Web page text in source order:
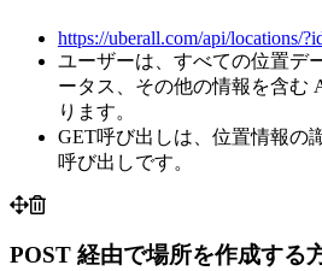
https://uberall.com/api/locations/
ユーザーは、すべての位置デ
ータス、その他の情報を含む
ります。
GET呼び出しは、位置情報の
呼び出しです。
POST 経由で場所を作成する